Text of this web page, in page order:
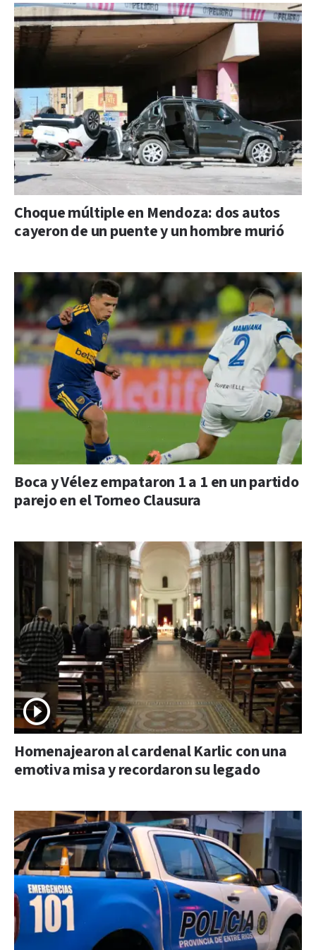
Choque múltiple en Mendoza: dos autos
cayeron de un puente y un hombre murió
Boca y Vélez empataron 1 a 1 en un partido
parejo en el Torneo Clausura
Homenajearon al cardenal Karlic con una
emotiva misa y recordaron su legado